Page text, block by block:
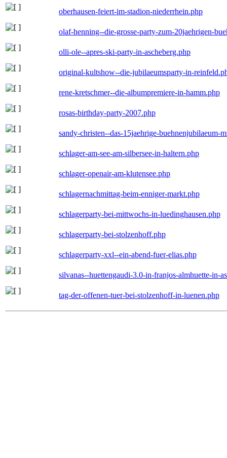
oberhausen-feiert-im-stadion-niederrhein.php
olaf-henning--die-grosse-party-zum-20jaehrigen-
olli-ole--apres-ski-party-in-ascheberg.php
original-kultshow--die-jubilaeumsparty-in-
rene-kretschmer--die-albumpremiere-in-hamm.php
rosas-birthday-party-2007.php
sandy-christen--das-15jaehrige-buehnenjubilaeum-
schlager-am-see-am-silbersee-in-haltern.php
schlager-openair-am-klutensee.php
schlagernachmittag-beim-enniger-markt.php
schlagerparty-bei-mittwochs-in-luedinghausen.php
schlagerparty-bei-stolzenhoff.php
schlagerparty-xxl--ein-abend-fuer-elias.php
silvanas--huettengaudi-3.0-in-franjos-almhuette-in-
tag-der-offenen-tuer-bei-stolzenhoff-in-luenen.php